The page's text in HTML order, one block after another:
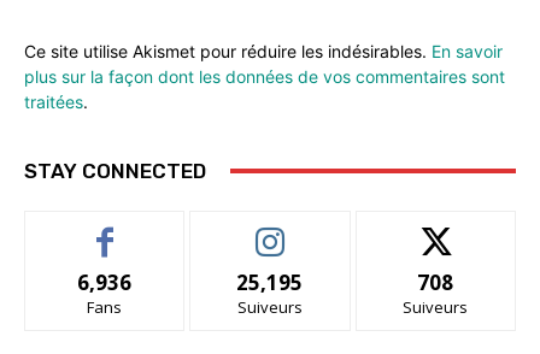
Ce site utilise Akismet pour réduire les indésirables. En savoir
plus sur la façon dont les données de vos commentaires sont
traitées.
STAY CONNECTED
6,936
Fans
25,195
Suiveurs
708
Suiveurs